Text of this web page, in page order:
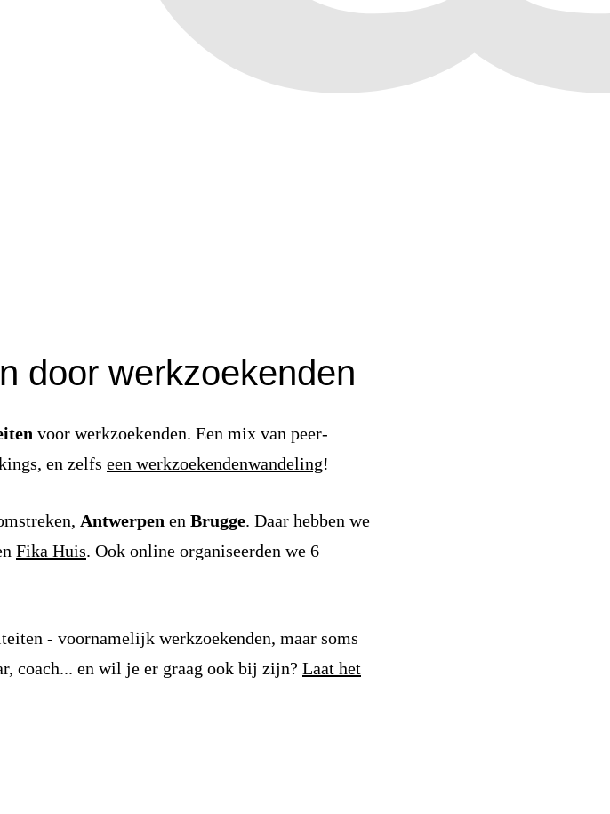
door werkzoekenden
voor werkzoekenden. Een mix van peer-
en zelfs een werkzoekendenwandeling!
Antwerpen en Brugge. Daar hebben we
Fika Huis. Ook online organiseerden we 6
- voornamelijk werkzoekenden, maar soms
coach... en wil je er graag ook bij zijn? Laat het